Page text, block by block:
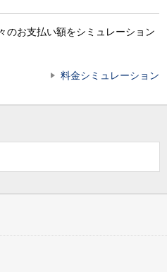
のお支払い額をシミュレーション
料金シミュレーション